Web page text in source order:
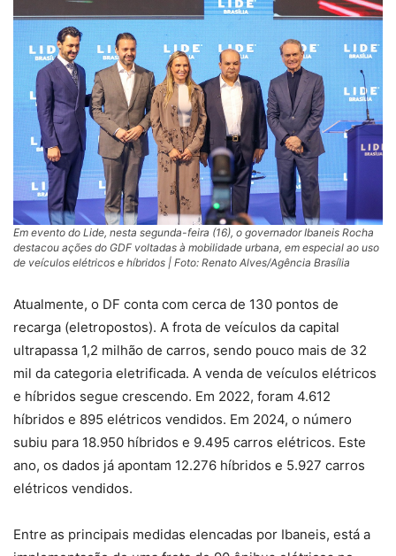
Em evento do Lide, nesta segunda-feira (16), o governador Ibaneis Rocha
destacou ações do GDF voltadas à mobilidade urbana, em especial ao uso
de veículos elétricos e híbridos | Foto: Renato Alves/Agência Brasília
Atualmente, o DF conta com cerca de 130 pontos de
recarga (eletropostos). A frota de veículos da capital
ultrapassa 1,2 milhão de carros, sendo pouco mais de 32
mil da categoria eletrificada. A venda de veículos elétricos
e híbridos segue crescendo. Em 2022, foram 4.612
híbridos e 895 elétricos vendidos. Em 2024, o número
subiu para 18.950 híbridos e 9.495 carros elétricos. Este
ano, os dados já apontam 12.276 híbridos e 5.927 carros
elétricos vendidos.
Entre as principais medidas elencadas por Ibaneis, está a